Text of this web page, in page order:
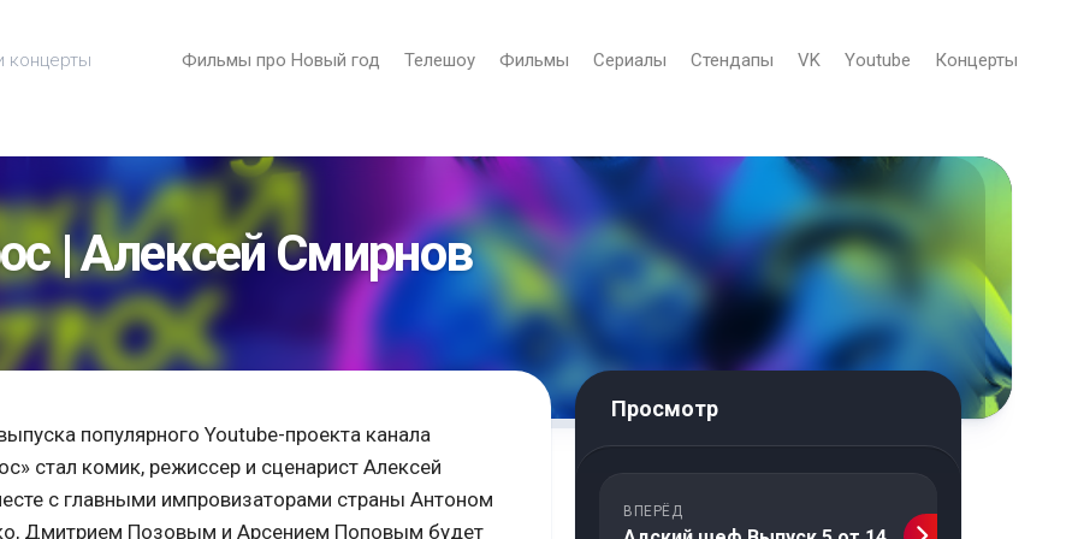
концерты Фильмы про Новый год Телешоу Фильмы Сериалы Стендапы VK Youtube Концерты
| Алексей Смирнов
популярного Youtube-проекта канала
стал комик, режиссер и сценарист Алексей
с главными импровизаторами страны Антоном
Дмитрием Позовым и Арсением Поповым будет
Просмотр
ВПЕРЁД